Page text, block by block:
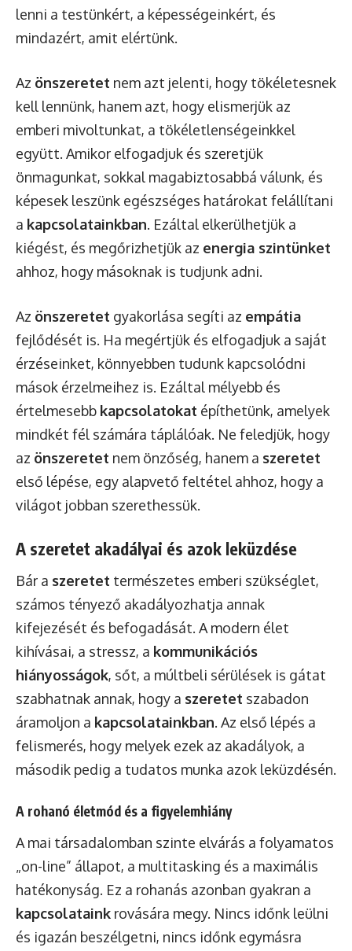
lenni a testünkért, a képességeinkért, és
mindazért, amit elértünk.
Az önszeretet nem azt jelenti, hogy tökéletesnek
kell lennünk, hanem azt, hogy elismerjük az
emberi mivoltunkat, a tökéletlenségeinkkel
együtt. Amikor elfogadjuk és szeretjük
önmagunkat, sokkal magabiztosabbá válunk, és
képesek leszünk egészséges határokat felállítani
a kapcsolatainkban. Ezáltal elkerülhetjük a
kiégést, és megőrizhetjük az energia szintünket
ahhoz, hogy másoknak is tudjunk adni.
Az önszeretet gyakorlása segíti az empátia
fejlődését is. Ha megértjük és elfogadjuk a saját
érzéseinket, könnyebben tudunk kapcsolódni
mások érzelmeihez is. Ezáltal mélyebb és
értelmesebb kapcsolatokat építhetünk, amelyek
mindkét fél számára táplálóak. Ne feledjük, hogy
az önszeretet nem önzőség, hanem a szeretet
első lépése, egy alapvető feltétel ahhoz, hogy a
világot jobban szerethessük.
A szeretet akadályai és azok leküzdése
Bár a szeretet természetes emberi szükséglet,
számos tényező akadályozhatja annak
kifejezését és befogadását. A modern élet
kihívásai, a stressz, a kommunikációs
hiányosságok, sőt, a múltbeli sérülések is gátat
szabhatnak annak, hogy a szeretet szabadon
áramoljon a kapcsolatainkban. Az első lépés a
felismerés, hogy melyek ezek az akadályok, a
második pedig a tudatos munka azok leküzdésén.
A rohanó életmód és a figyelemhiány
A mai társadalomban szinte elvárás a folyamatos
„on-line” állapot, a multitasking és a maximális
hatékonyság. Ez a rohanás azonban gyakran a
kapcsolataink rovására megy. Nincs időnk leülni
és igazán beszélgetni, nincs időnk egymásra